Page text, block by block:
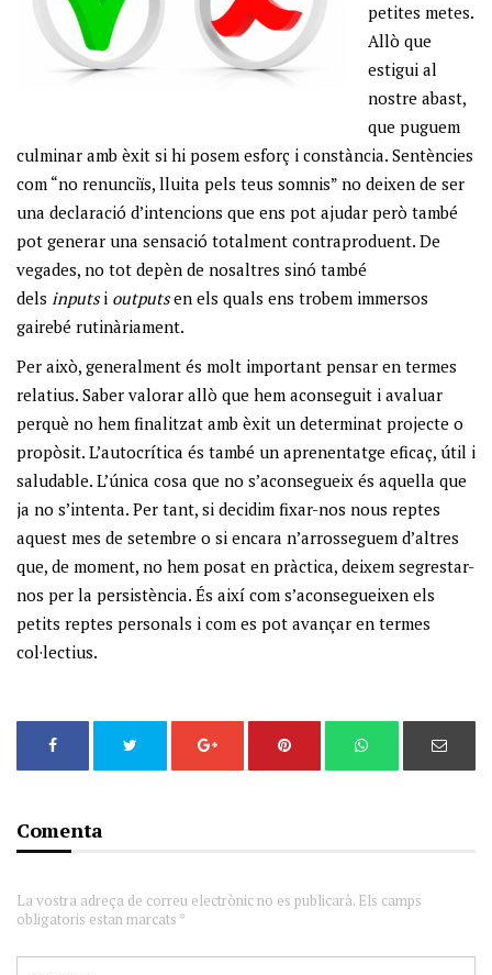
petites metes.
Allò que
estigui al
nostre abast,
que puguem
culminar amb èxit si hi posem esforç i constància. Sentències
com “no renunciïs, lluita pels teus somnis” no deixen de ser
una declaració d’intencions que ens pot ajudar però també
pot generar una sensació totalment contraproduent. De
vegades, no tot depèn de nosaltres sinó també
dels inputsi outputsen els quals ens trobem immersos
gairebé rutinàriament.
Per això, generalment és molt important pensar en termes
relatius. Saber valorar allò que hem aconseguit i avaluar
perquè no hem finalitzat amb èxit un determinat projecte o
propòsit. L’autocrítica és també un aprenentatge eficaç, útil i
saludable. L’única cosa que no s’aconsegueix és aquella que
ja no s’intenta. Per tant, si decidim fixar-nos nous reptes
aquest mes de setembre o si encara n’arrosseguem d’altres
que, de moment, no hem posat en pràctica, deixem segrestar-
nos per la persistència. És així com s’aconsegueixen els
petits reptes personals i com es pot avançar en termes
col·lectius.
Comenta
La vostra adreça de correu electrònic no es publicarà. Els camps
obligatoris estan marcats *